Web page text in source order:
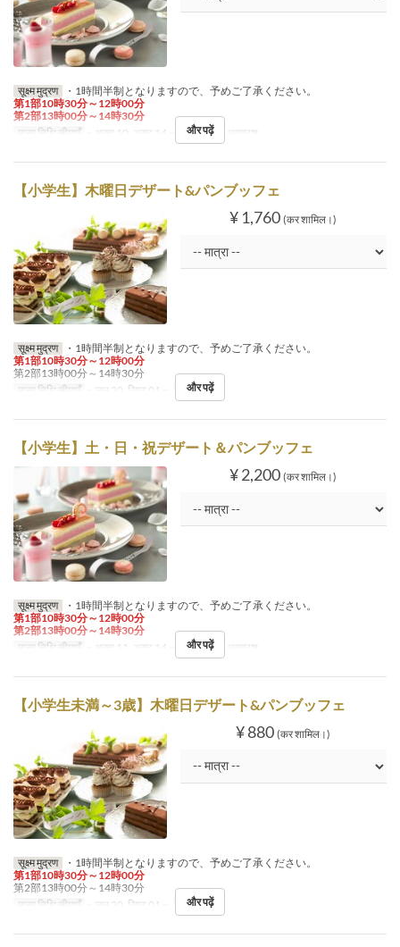
सूक्ष्म मुद्रण
・1時間半制となりますので、予めご了承ください。
第1部10時30分～12時00分
第2部13時00分～14時30分
मान्य तिथि सीमाएँ
~ अक्टू 10, अक्टू 14 ~ दिन श, स, अवकाश
और पढ़ें
【小学生】木曜日デザート&パンブッフェ
¥ 1,760 (कर शामिल।)
सूक्ष्म मुद्रण
・1時間半制となりますので、予めご了承ください。
第1部10時30分～12時00分
第2部13時00分～14時30分
मान्य तिथि सीमाएँ
~ जुल 20, सिप्ट 01 ~ दिन गु
और पढ़ें
【小学生】土・日・祝デザート＆パンブッフェ
¥ 2,200 (कर शामिल।)
सूक्ष्म मुद्रण
・1時間半制となりますので、予めご了承ください。
第1部10時30分～12時00分
第2部13時00分～14時30分
मान्य तिथि सीमाएँ
~ अक्टू 11, अक्टू 14 ~ दिन श, स, अवकाश
और पढ़ें
【小学生未満～3歳】木曜日デザート&パンブッフェ
¥ 880 (कर शामिल।)
सूक्ष्म मुद्रण
・1時間半制となりますので、予めご了承ください。
第1部10時30分～12時00分
第2部13時00分～14時30分
मान्य तिथि सीमाएँ
~ जुल 20, सिप्ट 01 ~ दिन गु
और पढ़ें